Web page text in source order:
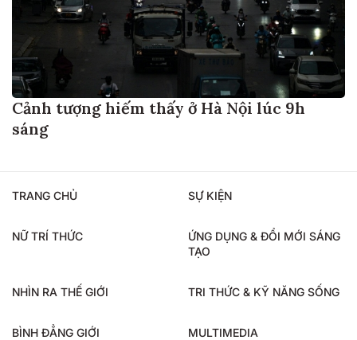
Cảnh tượng hiếm thấy ở Hà Nội lúc 9h
sáng
TRANG CHỦ SỰ KIỆN
NỮ TRÍ THỨC
ỨNG DỤNG & ĐỔI MỚI SÁNG
TẠO
NHÌN RA THẾ GIỚI TRI THỨC & KỸ NĂNG SỐNG
BÌNH ĐẲNG GIỚI MULTIMEDIA